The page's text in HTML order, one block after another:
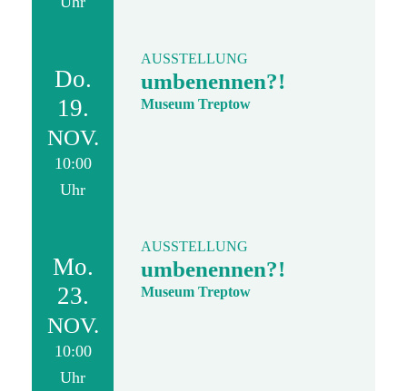
Do.
19.
NOV.
10:00
Uhr
AUSSTELLUNG
umbenennen?!
Museum Treptow
Mo.
23.
NOV.
10:00
Uhr
AUSSTELLUNG
umbenennen?!
Museum Treptow